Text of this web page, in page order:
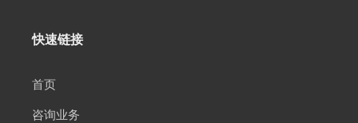
快速链接
首页
咨询业务